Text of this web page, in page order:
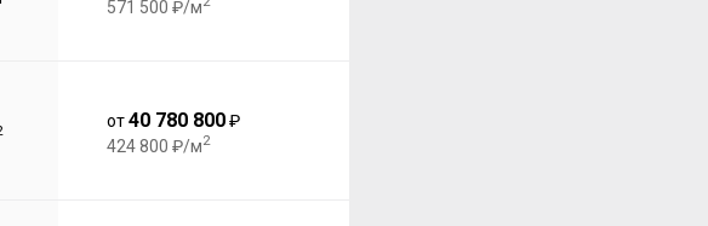
571 500 ₽/м
от40 780 800₽
424 800 ₽/м2